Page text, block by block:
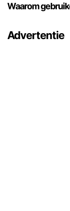
Waarom
Advertentie